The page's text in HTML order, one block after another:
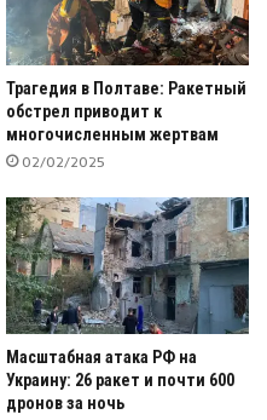
Трагедия в Полтаве: Ракетный
обстрел приводит к
многочисленным жертвам
02/02/2025
Масштабная атака РФ на
Украину: 26 ракет и почти 600
дронов за ночь